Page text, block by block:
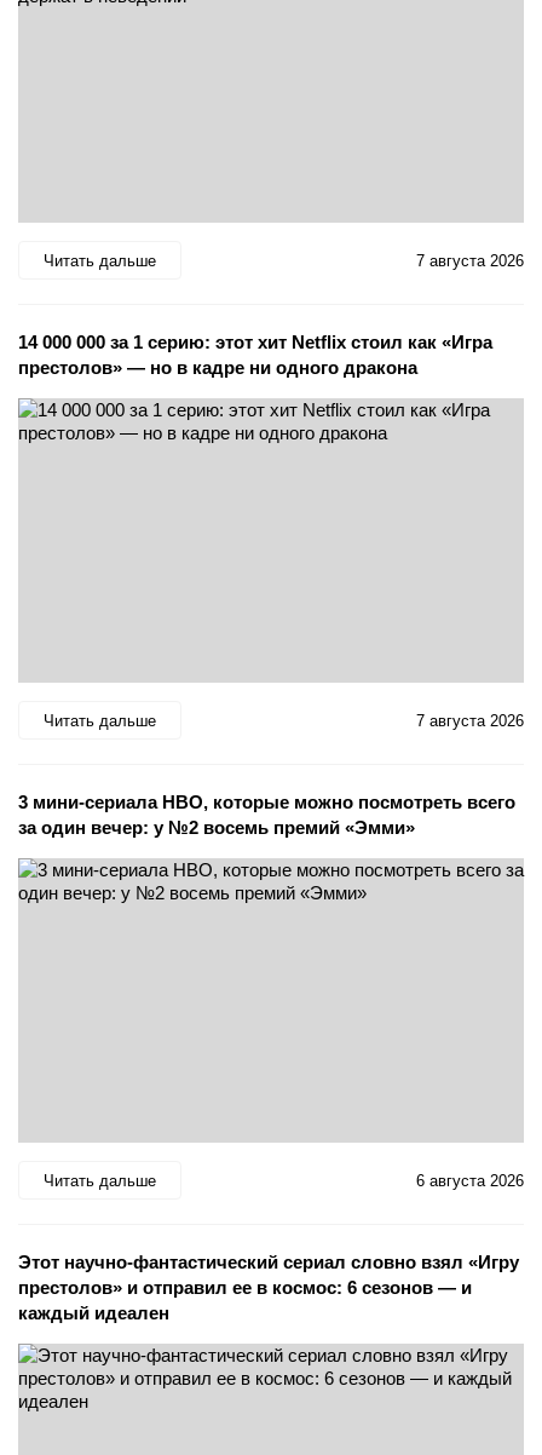
Читать дальше 7 августа 2026
14 000 000 за 1 серию: этот хит Netflix стоил как «Игра
престолов» — но в кадре ни одного дракона
Читать дальше 7 августа 2026
3 мини-сериала HBO, которые можно посмотреть всего
за один вечер: у №2 восемь премий «Эмми»
Читать дальше 6 августа 2026
Этот научно-фантастический сериал словно взял «Игру
престолов» и отправил ее в космос: 6 сезонов — и
каждый идеален